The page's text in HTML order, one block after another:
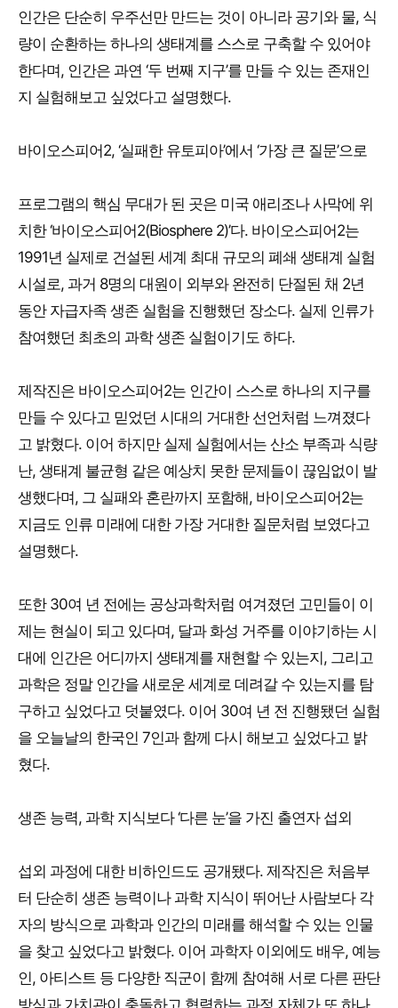
인간은 단순히 우주선만 만드는 것이 아니라 공기와 물, 식
량이 순환하는 하나의 생태계를 스스로 구축할 수 있어야
한다며, 인간은 과연 ‘두 번째 지구’를 만들 수 있는 존재인
지 실험해보고 싶었다고 설명했다.
바이오스피어2, ‘실패한 유토피아’에서 ‘가장 큰 질문’으로
프로그램의 핵심 무대가 된 곳은 미국 애리조나 사막에 위
치한 ‘바이오스피어2(Biosphere 2)’다. 바이오스피어2는
1991년 실제로 건설된 세계 최대 규모의 폐쇄 생태계 실험
시설로, 과거 8명의 대원이 외부와 완전히 단절된 채 2년
동안 자급자족 생존 실험을 진행했던 장소다. 실제 인류가
참여했던 최초의 과학 생존 실험이기도 하다.
제작진은 바이오스피어2는 인간이 스스로 하나의 지구를
만들 수 있다고 믿었던 시대의 거대한 선언처럼 느껴졌다
고 밝혔다. 이어 하지만 실제 실험에서는 산소 부족과 식량
난, 생태계 불균형 같은 예상치 못한 문제들이 끊임없이 발
생했다며, 그 실패와 혼란까지 포함해, 바이오스피어2는
지금도 인류 미래에 대한 가장 거대한 질문처럼 보였다고
설명했다.
또한 30여 년 전에는 공상과학처럼 여겨졌던 고민들이 이
제는 현실이 되고 있다며, 달과 화성 거주를 이야기하는 시
대에 인간은 어디까지 생태계를 재현할 수 있는지, 그리고
과학은 정말 인간을 새로운 세계로 데려갈 수 있는지를 탐
구하고 싶었다고 덧붙였다. 이어 30여 년 전 진행됐던 실험
을 오늘날의 한국인 7인과 함께 다시 해보고 싶었다고 밝
혔다.
생존 능력, 과학 지식보다 ‘다른 눈’을 가진 출연자 섭외
섭외 과정에 대한 비하인드도 공개됐다. 제작진은 처음부
터 단순히 생존 능력이나 과학 지식이 뛰어난 사람보다 각
자의 방식으로 과학과 인간의 미래를 해석할 수 있는 인물
을 찾고 싶었다고 밝혔다. 이어 과학자 이외에도 배우, 예능
인, 아티스트 등 다양한 직군이 함께 참여해 서로 다른 판단
방식과 가치관이 충돌하고 협력하는 과정 자체가 또 하나